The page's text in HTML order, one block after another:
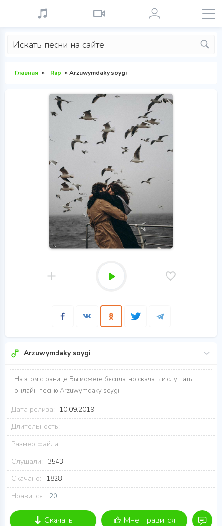
Главная » Rap » Arzuwymdaky soygi
Arzuwymdaky soygi
На этом странице Вы можете бесплатно скачать и слушать
онлайн песню Arzuwymdaky soygi
Дата релиза:
10.09.2019
Длительность:
Размер файла:
Слушали: 3543
Скачано:
1828
Нравится:
20
Скачать Мне Нравится